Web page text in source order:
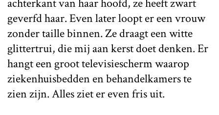
geverfd haar. Even later loopt er een vrouw
zonder taille binnen. Ze draagt een witte
glittertrui, die mij aan kerst doet denken. Er
hangt een groot televisiescherm waarop
ziekenhuisbedden en behandelkamers te
zien zijn. Alles ziet er even fris uit.